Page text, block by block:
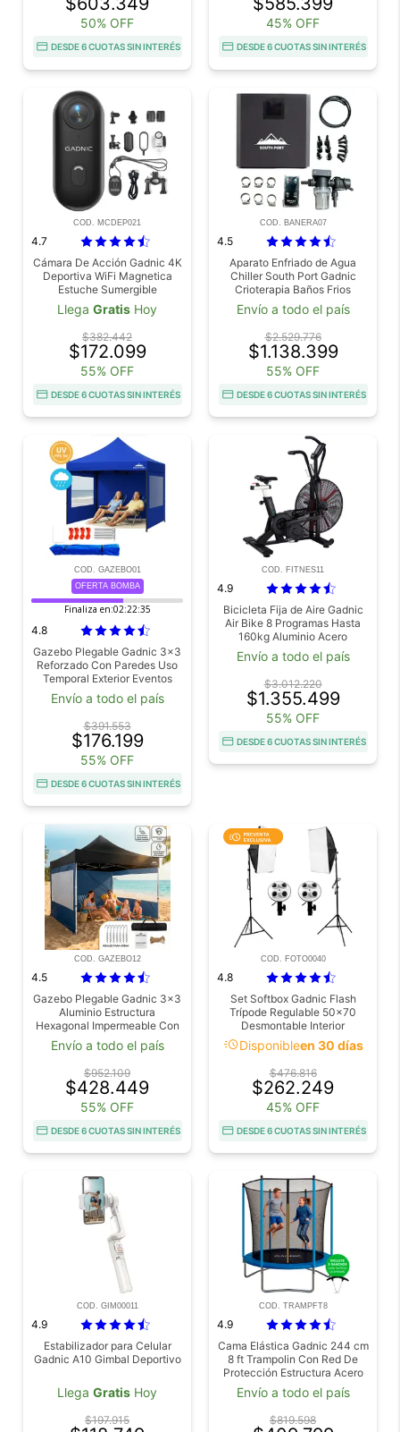
50% OFF
DESDE 6 CUOTAS SIN INTERÉS
45% OFF
DESDE 6 CUOTAS SIN INTERÉS
COD. MCDEP021
4.7
Cámara De Acción Gadnic 4K
Deportiva WiFi Magnetica
Estuche Sumergible
Llega Gratis Hoy
$382.442
$172.099
55% OFF
DESDE 6 CUOTAS SIN INTERÉS
COD. BANERA07
4.5
Aparato Enfriado de Agua
Chiller South Port Gadnic
Crioterapia Baños Frios
Envío a todo el país
$2.529.776
$1.138.399
55% OFF
DESDE 6 CUOTAS SIN INTERÉS
COD. GAZEBO01
OFERTA BOMBA
Finaliza en:02:22:34
4.8
Gazebo Plegable Gadnic 3x3
Reforzado Con Paredes Uso
Temporal Exterior Eventos
Playa Jardin
Envío a todo el país
$391.553
$176.199
55% OFF
DESDE 6 CUOTAS SIN INTERÉS
COD. FITNES11
4.9
Bicicleta Fija de Aire Gadnic
Air Bike 8 Programas Hasta
160kg Aluminio Acero
Resistente Asiento Ajustable
Envío a todo el país
$3.012.220
$1.355.499
55% OFF
DESDE 6 CUOTAS SIN INTERÉS
COD. GAZEBO12
4.5
Gazebo Plegable Gadnic 3x3
Aluminio Estructura
Hexagonal Impermeable Con
Paredes Ventanas PVC Bolso
Transporte Eventos Exterior
Envío a todo el país
$952.109
$428.449
55% OFF
DESDE 6 CUOTAS SIN INTERÉS
COD. FOTO0040
4.8
Set Softbox Gadnic Flash
Trípode Regulable 50x70
Desmontable Interior
Reflectivo Fotografia + Bolsa
Transporte
acuteDisponibleen 30 días
$476.816
$262.249
45% OFF
DESDE 6 CUOTAS SIN INTERÉS
COD. GIM00011
4.9
Estabilizador para Celular
Gadnic A10 Gimbal Deportivo
Llega Gratis Hoy
$197.915
COD. TRAMPFT8
4.9
Cama Elástica Gadnic 244 cm
8 ft Trampolin Con Red De
Protección Estructura Acero
Envío a todo el país
$819.598